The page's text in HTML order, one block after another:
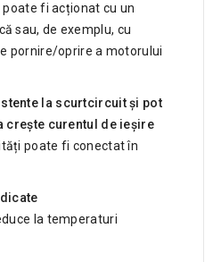
fi acționat cu un
sau, de exemplu, cu
pornire/oprire a motorului
la scurtcircuit și pot
crește curentul de ieșire
poate fi conectat în
la temperaturi